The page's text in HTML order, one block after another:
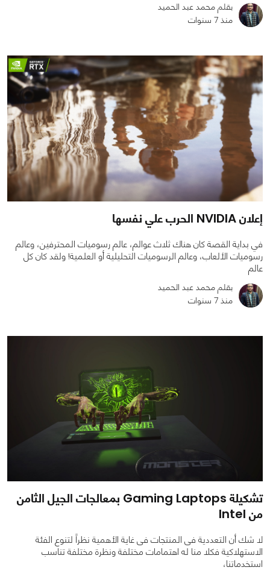
2700
0
0
بقلم محمد عبد الحميد
منذ 7 سنوات
2292
0
0
إعلان NVIDIA الحرب علي نفسها
في بداية القصة كان هناك ثلاث عوالم، عالم رسوميات المحترفين، وعالم
رسوميات الألعاب، وعالم الرسوميات التحليلية أو العلمية! ولقد كان كل
عالم
بقلم محمد عبد الحميد
منذ 7 سنوات
تشكيلة Gaming Laptops بمعالجات الجيل الثامن
من Intel
لا شك أن التعددية فى المنتجات فى غاية الأهمية نظراً لتنوع الفئة
الاستهلاكية فكلا منا له اهتمامات مختلفة ونظرة مختلفة تناسب
استخدماتنا،